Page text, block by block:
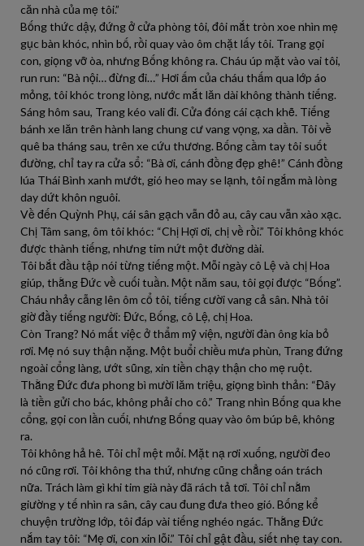
căn nhà của mẹ tôi.”
Bống thức dậy, đứng ở cửa phòng tôi, đôi mắt tròn xoe nhìn mẹ
gục bàn khóc, nhìn bố, rồi quay vào ôm chặt lấy tôi. Trang gọi
con, giọng vỡ òa, nhưng Bống không ra. Cháu úp mặt vào vai tôi,
run run: “Bà nội… đừng đi…” Hơi ấm của cháu thấm qua lớp áo
mỏng, tôi khóc trong lòng, nước mắt lăn dài không thành tiếng.
Sáng hôm sau, Trang kéo vali đi. Cửa đóng cái cạch khẽ. Tiếng
bánh xe lăn trên hành lang chung cư vang vọng, xa dần. Tôi về
quê ba tháng sau, trên xe cứu thương. Bống cầm tay tôi suốt
đường, chỉ tay ra cửa sổ: “Bà ơi, cánh đồng đẹp ghê!” Cánh đồng
lúa Thái Bình xanh mướt, gió heo may se lạnh, tôi ngắm mà lòng
day dứt khôn nguôi.
Về đến Quỳnh Phụ, cái sân gạch vẫn đỏ au, cây cau vẫn xào xạc.
Chị Tâm sang, ôm tôi khóc: “Chị Hợi ơi, chị về rồi.” Tôi không khóc
được thành tiếng, nhưng tim nứt một đường dài.
Tôi bắt đầu tập nói từng tiếng một. Mỗi ngày cô Lệ và chị Hoa
giúp, thằng Đức về cuối tuần. Một năm sau, tôi gọi được “Bống”.
Cháu nhảy cẫng lên ôm cổ tôi, tiếng cười vang cả sân. Nhà tôi
giờ đầy tiếng người: Đức, Bống, cô Lệ, chị Hoa.
Còn Trang? Nó mất việc ở thẩm mỹ viện, người đàn ông kia bỏ
rơi. Mẹ nó suy thận nặng. Một buổi chiều mưa phùn, Trang đứng
ngoài cổng làng, ướt sũng, xin tiền chạy thận cho mẹ ruột.
Thằng Đức đưa phong bì mười lăm triệu, giọng bình thản: “Đây
là tiền gửi cho bác, không phải cho cô.” Trang nhìn Bống qua khe
cổng, gọi con lần cuối, nhưng Bống quay vào ôm búp bê, không
ra.
Tôi không hả hê. Tôi chỉ mệt mỏi. Mặt nạ rơi xuống, người đeo
nó cũng rơi. Tôi không tha thứ, nhưng cũng chẳng oán trách
nữa. Trách làm gì khi tim già này đã rách tả tơi. Tôi chỉ nằm
giường y tế nhìn ra sân, cây cau đung đưa theo gió. Bống kể
chuyện trường lớp, tôi đáp vài tiếng nghéo ngác. Thằng Đức
nắm tay tôi: “Mẹ ơi, con xin lỗi.” Tôi chỉ gật đầu, siết nhẹ tay con.